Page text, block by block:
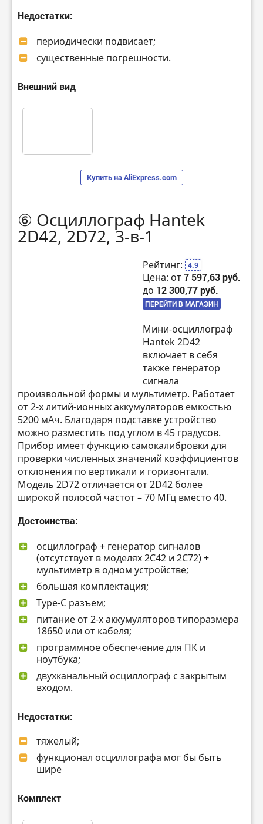
Недостатки:
периодически подвисает;
существенные погрешности.
Внешний вид
Купить на AliExpress.com
⑥ Осциллограф Hantek
2D42, 2D72, 3-в-1
Рейтинг: 4.9
Цена: от7 597,63 руб.
до 12 300,77 руб.
ПЕРЕЙТИ В МАГАЗИН
Мини-осциллограф
Hantek 2D42
включает в себя
также генератор
сигнала
произвольной формы и мультиметр. Работает
от 2-х литий-ионных аккумуляторов емкостью
5200 мАч. Благодаря подставке устройство
можно разместить под углом в 45 градусов.
Прибор имеет функцию самокалибровки для
проверки численных значений коэффициентов
отклонения по вертикали и горизонтали.
Модель 2D72 отличается от 2D42 более
широкой полосой частот – 70 МГц вместо 40.
Достоинства:
осциллограф + генератор сигналов
(отсутствует в моделях 2C42 и 2C72) +
мультиметр в одном устройстве;
большая комплектация;
Type-C разъем;
питание от 2-х аккумуляторов типоразмера
18650 или от кабеля;
программное обеспечение для ПК и
ноутбука;
двухканальный осциллограф с закрытым
входом.
Недостатки:
тяжелый;
функционал осциллографа мог бы быть
шире
Комплект